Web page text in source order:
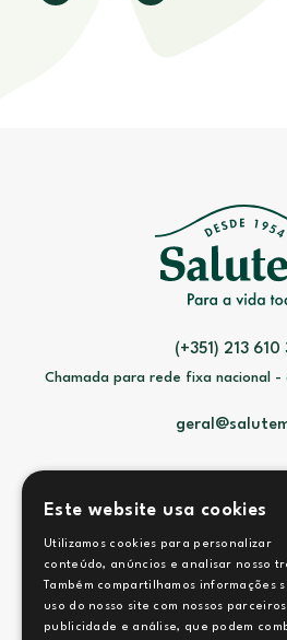
(+351) 213 610
Chamada para rede fixa nacional -
Termos e
Este website usa cookies
Utilizamos cookies para personalizar
conteúdo, anúncios e analisar nosso
Também compartilhamos informações
uso do nosso site com nossos
publicidade e análise, que podem